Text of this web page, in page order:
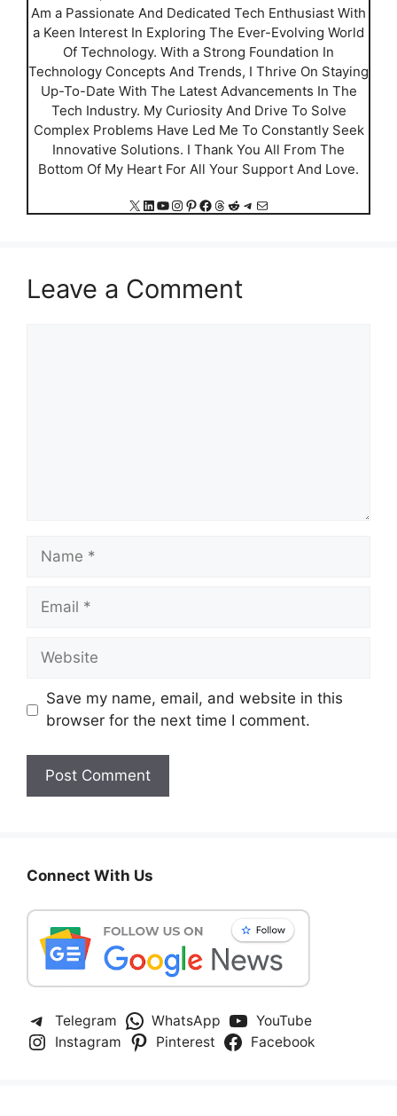
Am a Passionate And Dedicated Tech Enthusiast With
a Keen Interest In Exploring The Ever-Evolving World
Of Technology. With a Strong Foundation In
Technology Concepts And Trends, I Thrive On Staying
Up-To-Date With The Latest Advancements In The
Tech Industry. My Curiosity And Drive To Solve
Complex Problems Have Led Me To Constantly Seek
Innovative Solutions. I Thank You All From The
Bottom Of My Heart For All Your Support And Love.
X LinkedIn YouTube Instagram Pinterest Facebook Threads Reddit Telegram Mail
Leave a Comment
Name
Email
Website
Save my name, email, and website in this
browser for the next time I comment.
Connect With Us
Telegram WhatsApp
YouTube
Instagram
Pinterest Facebook